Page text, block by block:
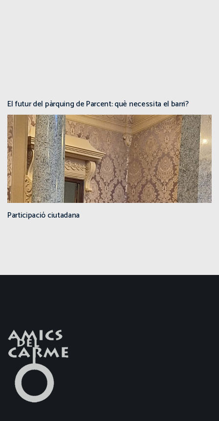
El futur del pàrquing de Parcent: què necessita el barri?
Participació ciutadana